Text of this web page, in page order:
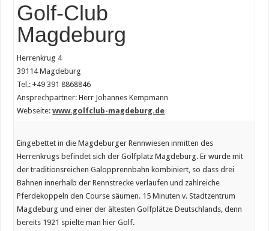
Golf-Club
Magdeburg
Herrenkrug 4
39114 Magdeburg
Tel.: +49 391 8868846
Ansprechpartner: Herr Johannes Kempmann
Webseite:www.golfclub-magdeburg.de
Eingebettet in die Magdeburger Rennwiesen inmitten des
Herrenkrugs befindet sich der Golfplatz Magdeburg. Er wurde mit
der traditionsreichen Galopprennbahn kombiniert, so dass drei
Bahnen innerhalb der Rennstrecke verlaufen und zahlreiche
Pferdekoppeln den Course säumen. 15 Minuten v. Stadtzentrum
Magdeburg und einer der ältesten Golfplätze Deutschlands, denn
bereits 1921 spielte man hier Golf.